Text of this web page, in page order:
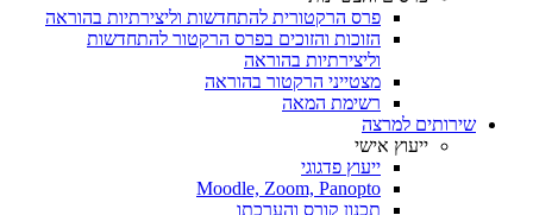
פרס הרקטורית להתחדשות וליצירתיות בהוראה
הזוכות והזוכים בפרס הרקטור להתחדשות
וליצירתיות בהוראה
מצטייני הרקטור בהוראה
רשימת המאה
שירותים למרצה
ייעוץ אישי
ייעוץ פדגוגי
Moodle, Zoom, Panopto
תכנון קורס והערכתו